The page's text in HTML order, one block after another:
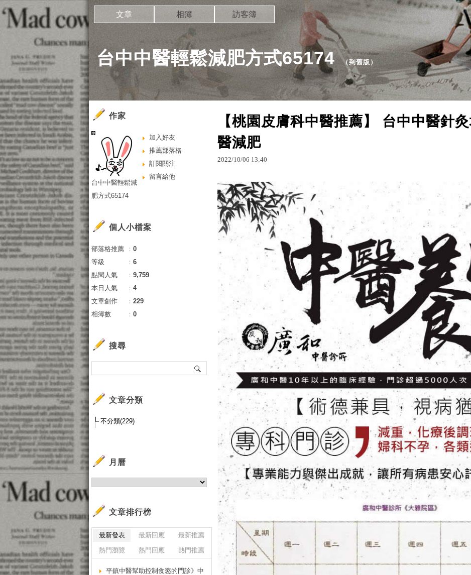
台中中醫輕鬆減肥方式65174 （到舊版 ）
文章 相簿 訪客簿
【桃園皮膚科中醫推薦】 台中中醫針
醫減肥
2022/10/06 13:40
作家
加入好友
推薦部落格
訂閱關注
留言給他
台中中醫輕鬆減
肥方式65174
個人小檔案
部落格推薦 ： 0
等級
： 6
點閱人氣
： 9,759
本日人氣
： 4
文章創作
： 229
相簿數
： 0
搜尋
文章分類
不分類(229)
月曆
文章排行榜
最新發表 最新回應
最新推薦
熱門瀏覽
熱門回應 熱門推薦
平鎮中醫幫助控制食慾的門診》中